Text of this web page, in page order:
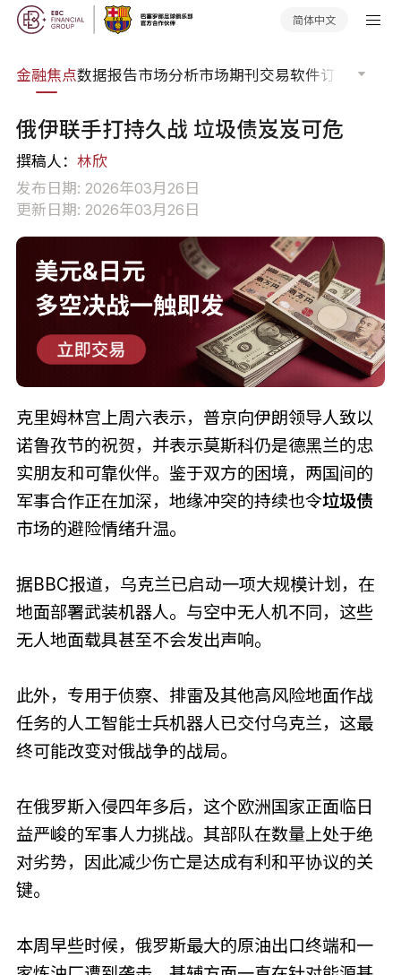
简体中文
金融焦点数据报告市场分析市场期刊交易软件订单流
俄伊联手打持久战 垃圾债岌岌可危
撰稿人： 林欣
发布日期: 2026年03月26日
更新日期: 2026年03月26日
克里姆林宫上周六表示，普京向伊朗领导人致以
诺鲁孜节的祝贺，并表示莫斯科仍是德黑兰的忠
实朋友和可靠伙伴。鉴于双方的困境，两国间的
军事合作正在加深，地缘冲突的持续也令垃圾债
市场的避险情绪升温。
据BBC报道，乌克兰已启动一项大规模计划，在
地面部署武装机器人。与空中无人机不同，这些
无人地面载具甚至不会发出声响。
此外，专用于侦察、排雷及其他高风险地面作战
任务的人工智能士兵机器人已交付乌克兰，这最
终可能改变对俄战争的战局。
在俄罗斯入侵四年多后，这个欧洲国家正面临日
益严峻的军事人力挑战。其部队在数量上处于绝
对劣势，因此减少伤亡是达成有利和平协议的关
键。
本周早些时候，俄罗斯最大的原油出口终端和一